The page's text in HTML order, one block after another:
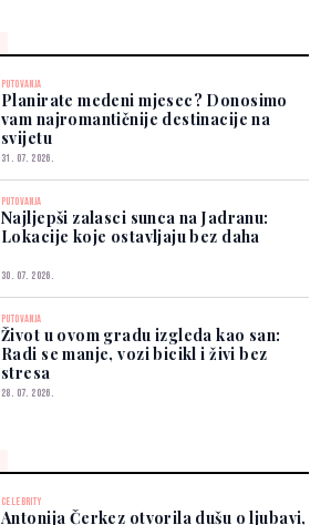
PUTOVANJA
Planirate medeni mjesec? Donosimo
vam najromantičnije destinacije na
svijetu
31. 07. 2026.
PUTOVANJA
Najljepši zalasci sunca na Jadranu:
Lokacije koje ostavljaju bez daha
30. 07. 2026.
PUTOVANJA
Život u ovom gradu izgleda kao san:
Radi se manje, vozi bicikl i živi bez
stresa
28. 07. 2026.
CELEBRITY
Antonija Čerkez otvorila dušu o ljubavi,